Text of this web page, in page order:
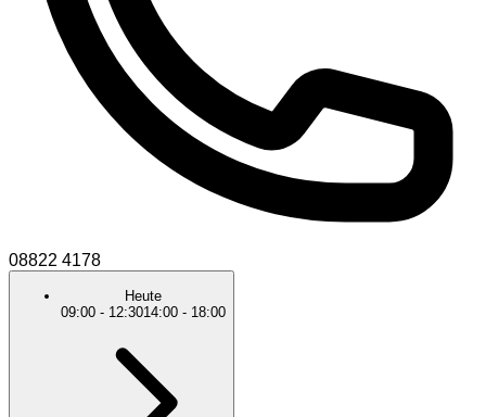
08822 4178
Heute
09:00 - 12:3014:00 - 18:00